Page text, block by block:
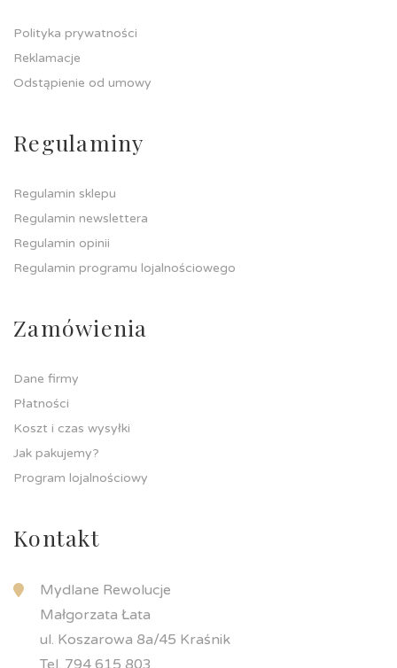
Polityka prywatności
Reklamacje
Odstąpienie od umowy
Regulaminy
Regulamin sklepu
Regulamin newslettera
Regulamin opinii
Regulamin programu lojalnościowego
Zamówienia
Dane firmy
Płatności
Koszt i czas wysyłki
Jak pakujemy?
Program lojalnościowy
Kontakt
Mydlane Rewolucje
Małgorzata Łata
ul. Koszarowa 8a/45 Kraśnik
Tel. 794 615 803